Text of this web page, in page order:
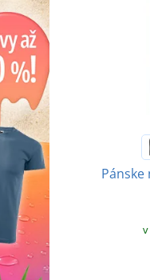
Pánske